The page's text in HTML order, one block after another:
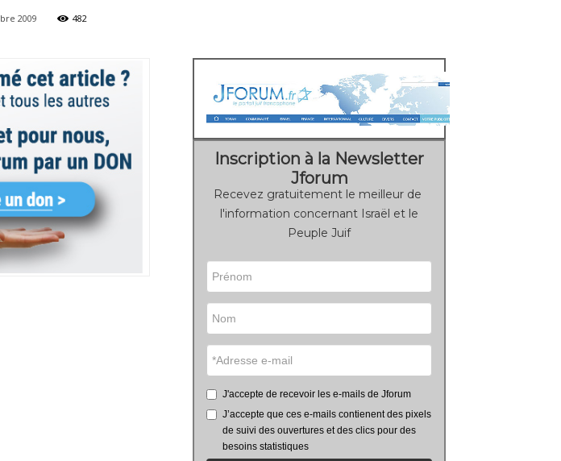
2009 482
Inscription à la Newsletter
Jforum
Recevez gratuitement le meilleur de
l'information concernant Israël et le
Peuple Juif
J'accepte de recevoir les e-mails de Jforum
J’accepte que ces e-mails contienent des pixels
de suivi des ouvertures et des clics pour des
besoins statistiques